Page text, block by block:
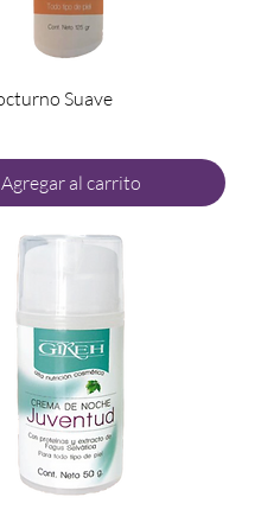
Suave
Agregar al carrito